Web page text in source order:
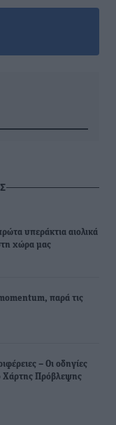
υπεράκτια αιολικά
χώρα μας
παρά τις
– Οι οδηγίες
Χάρτης Πρόβλεψης